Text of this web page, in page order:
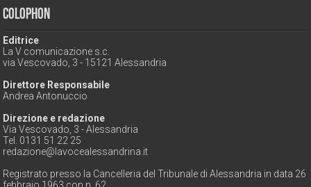
Colophon
Editrice
La V comunicazione s.c.
via Vescovado, 3 - 15121 Alessandria
Direttore Responsabile
Andrea Antonuccio
Direzione e redazione
Via Vescovado, 3 - Alessandria
Tel. 0131 51 22 25
redazione@lavocealessandrina.it
Registrato presso la Cancelleria del Tribunale di Alessandria in data 26